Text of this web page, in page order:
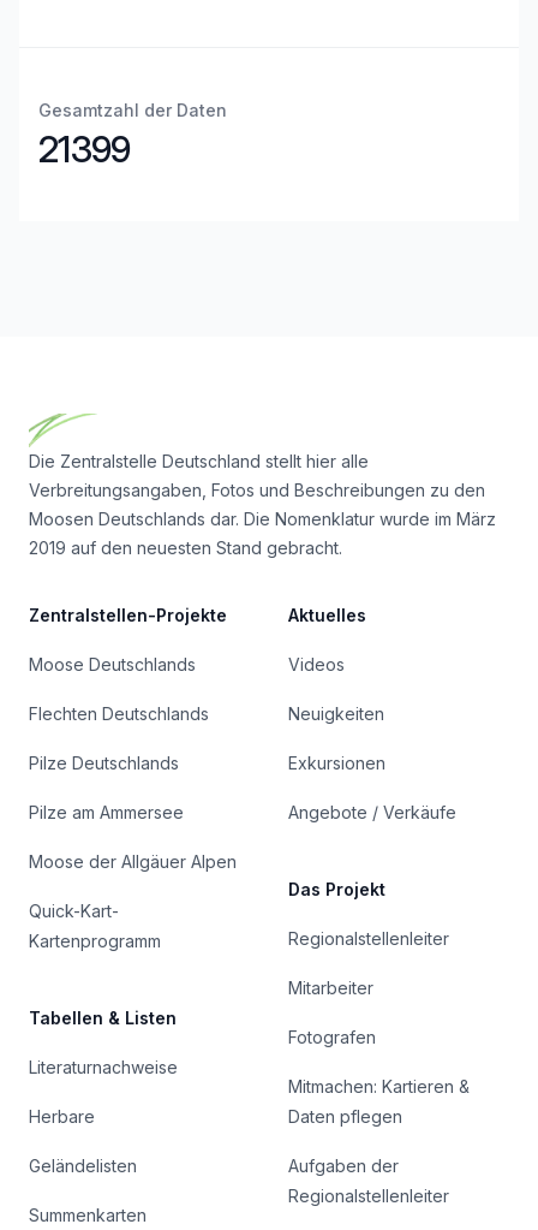
Gesamtzahl der Daten
21399
Die Zentralstelle Deutschland stellt hier alle
Verbreitungsangaben, Fotos und Beschreibungen zu den
Moosen Deutschlands dar. Die Nomenklatur wurde im März
2019 auf den neuesten Stand gebracht.
Zentralstellen-Projekte
Moose Deutschlands
Flechten Deutschlands
Pilze Deutschlands
Pilze am Ammersee
Moose der Allgäuer Alpen
Quick-Kart-
Kartenprogramm
Tabellen & Listen
Literaturnachweise
Herbare
Geländelisten
Summenkarten
Aktuelles
Videos
Neuigkeiten
Exkursionen
Angebote / Verkäufe
Das Projekt
Regionalstellenleiter
Mitarbeiter
Fotografen
Mitmachen: Kartieren &
Daten pflegen
Aufgaben der
Regionalstellenleiter